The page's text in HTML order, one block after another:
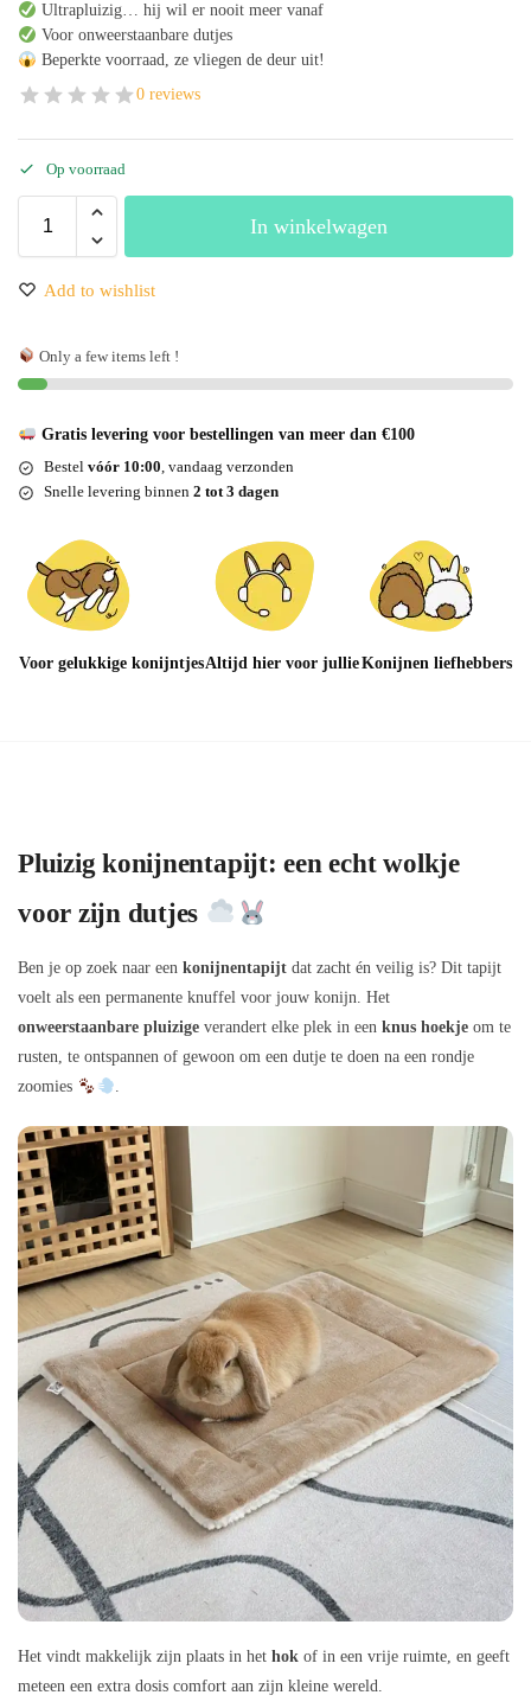
Ultrapluizig… hij wil er nooit meer vanaf
Voor onweerstaanbare dutjes
Beperkte voorraad, ze vliegen de deur uit!
0 reviews
Op voorraad
In winkelwagen
Add to wishlist
Only a few items left !
Gratis levering voor bestellingen van meer dan €100
Bestel vóór 10:00, vandaag verzonden
Snelle levering binnen 2 tot 3 dagen
Voor gelukkige konijntjesAltijd hier voor jullieKonijnen liefhebbers
Pluizig konijnentapijt: een echt wolkje
voor zijn dutjes
Ben je op zoek naar een konijnentapijt dat zacht én veilig is? Dit tapijt
voelt als een permanente knuffel voor jouw konijn. Het
onweerstaanbare pluizige verandert elke plek in een knus hoekje om te
rusten, te ontspannen of gewoon om een dutje te doen na een rondje
zoomies
.
Het vindt makkelijk zijn plaats in het hok of in een vrije ruimte, en geeft
meteen een extra dosis comfort aan zijn kleine wereld.